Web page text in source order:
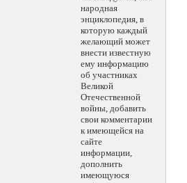
народная
энциклопедия, в
которую каждый
желающий может
внести известную
ему информацию
об участниках
Великой
Отечественной
войны, добавить
свои комментарии
к имеющейся на
сайте
информации,
дополнить
имеющуюся